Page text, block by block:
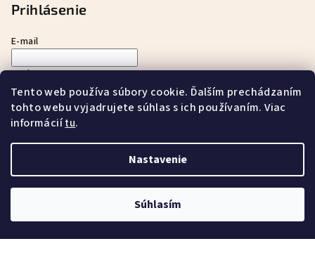
Tento web používa súbory cookie. Ďalším prechádzaním
tohto webu vyjadrujete súhlas s ich používaním. Viac
informáciítu.
Nastavenie
Súhlasím
Prihlásenie
E-mail
Heslo
Prihlásiť sa
Nová registráciaZabudnuté heslo
Vytvoril Shoptet